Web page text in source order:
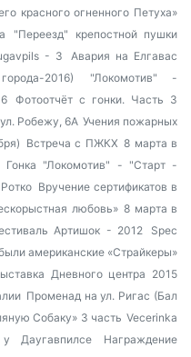
красного огненного Петуха»
"Переезд" крепостной пушки
- 3
Авария на Елгавас
2016)
"Локомотив" -
Фотоотчёт с гонки. Часть 3
ул. Робежу, 6А Учения пожарных
Встреча с ПЖКХ 8 марта в
Гонка "Локомотив" - "Старт -
Вручение сертификатов в
любовь» 8 марта в
Артишок - 2012
Spec
американские «Страйкеры»
Дневного центра 2015
Променад на ул. Ригас (Бал
Собаку» 3 часть Vecerinka
у Даугавпилсе
Награждение